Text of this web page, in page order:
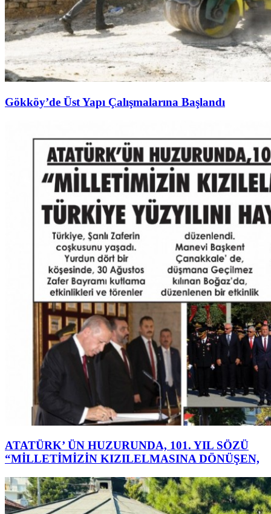
Gökköy’de Üst Yapı Çalışmalarına Başlandı
ATATÜRK’ ÜN HUZURUNDA, 101. YIL SÖZÜ
“MİLLETİMİZİN KIZILELMASINA DÖNÜŞEN,